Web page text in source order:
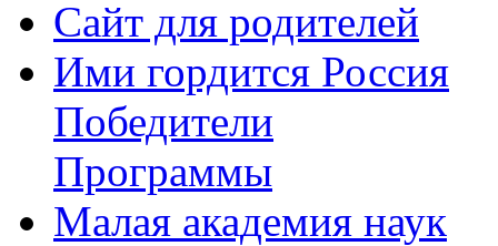
Сайт для родителей
Ими гордится Россия
Победители
Программы
Малая академия наук